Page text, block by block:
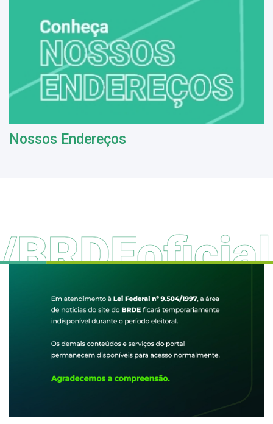
Nossos Endereços